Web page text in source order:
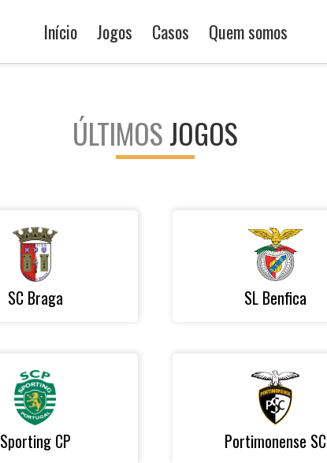
Início Jogos Casos Quem somos
ÚLTIMOSJOGOS
SC Braga SL Benfica
Sporting CP Portimonense SC